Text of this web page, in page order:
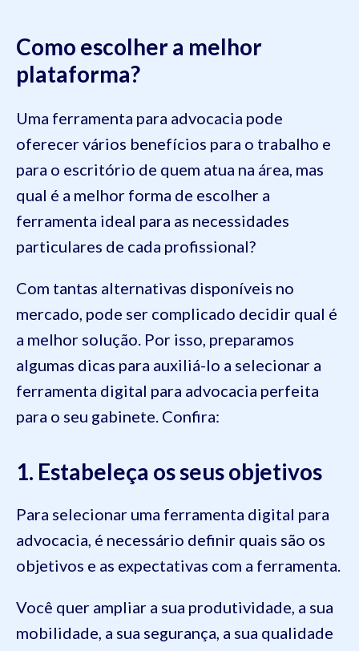
Como escolher a melhor
plataforma?
Uma ferramenta para advocacia pode
oferecer vários benefícios para o trabalho e
para o escritório de quem atua na área, mas
qual é a melhor forma de escolher a
ferramenta ideal para as necessidades
particulares de cada profissional?
Com tantas alternativas disponíveis no
mercado, pode ser complicado decidir qual é
a melhor solução. Por isso, preparamos
algumas dicas para auxiliá-lo a selecionar a
ferramenta digital para advocacia perfeita
para o seu gabinete. Confira:
1. Estabeleça os seus objetivos
Para selecionar uma ferramenta digital para
advocacia, é necessário definir quais são os
objetivos e as expectativas com a ferramenta.
Você quer ampliar a sua produtividade, a sua
mobilidade, a sua segurança, a sua qualidade